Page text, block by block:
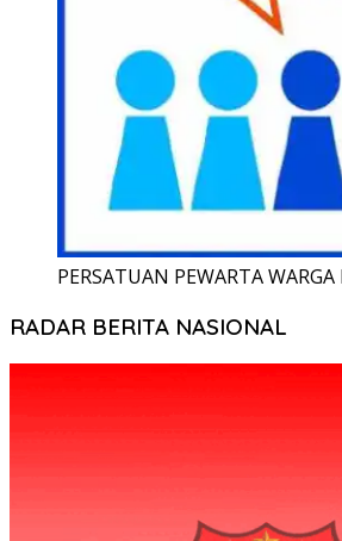
PERSATUAN PEWARTA
RADAR BERITA NASIONAL